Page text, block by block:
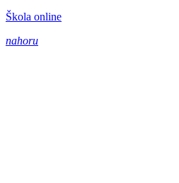
Škola online
nahoru